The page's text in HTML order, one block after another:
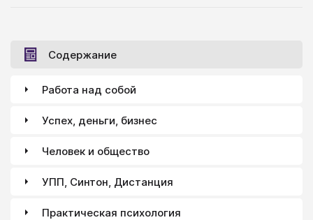
Содержание
Работа над собой
Успех, деньги, бизнес
Человек и общество
УПП, Синтон, Дистанция
Практическая психология